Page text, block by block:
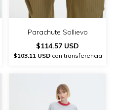
Parachute Sollievo
$114.57 USD
$103.11 USDcon transferencia